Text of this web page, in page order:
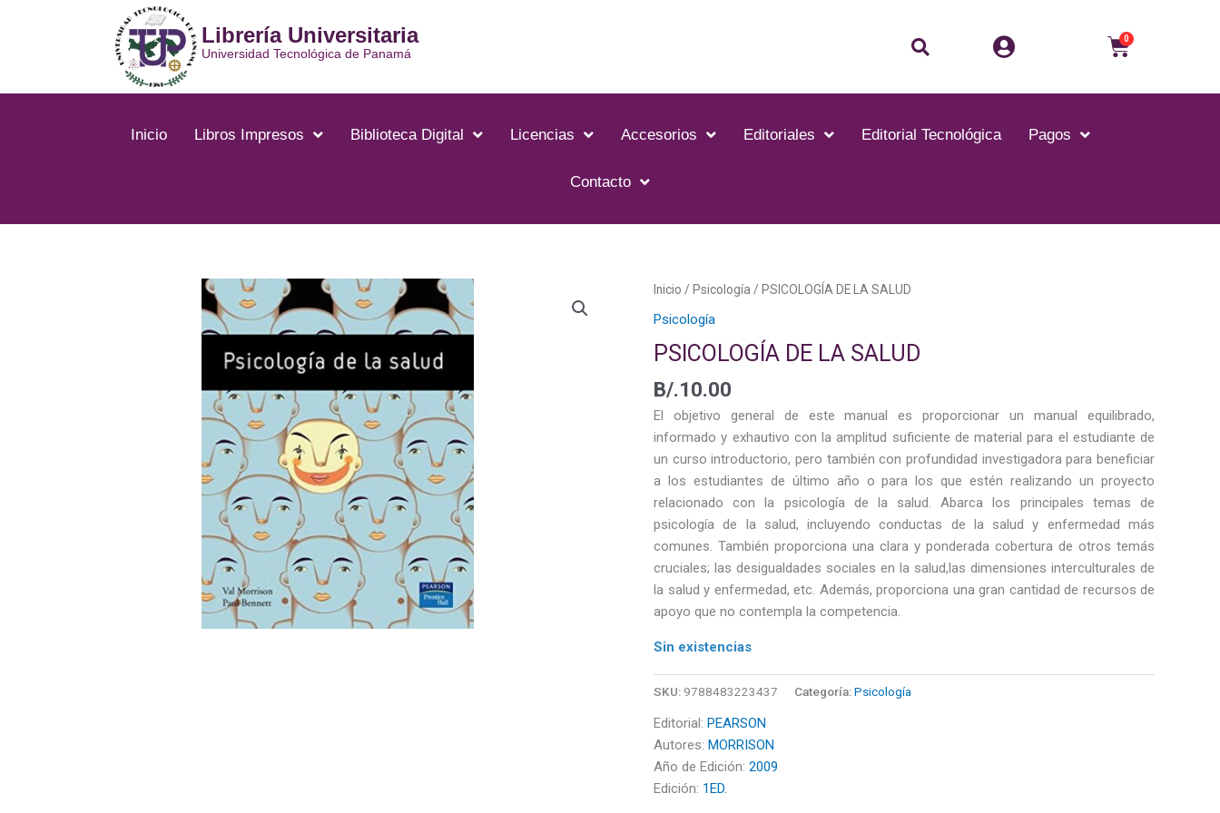
Librería Universitaria
Universidad Tecnológica de Panamá Buscar 0Carrito
Inicio Libros Impresos Biblioteca Digital Licencias Accesorios Editoriales Editorial Tecnológica Pagos
Contacto
Inicio / Psicología / PSICOLOGÍA DE LA SALUD
Psicología
PSICOLOGÍA DE LA SALUD
B/.10.00
El objetivo general de este manual es proporcionar un manual equilibrado,
informado y exhautivo con la amplitud suficiente de material para el estudiante de
un curso introductorio, pero también con profundidad investigadora para beneficiar
a los estudiantes de último año o para los que estén realizando un proyecto
relacionado con la psicología de la salud. Abarca los principales temas de
psicología de la salud, incluyendo conductas de la salud y enfermedad más
comunes. También proporciona una clara y ponderada cobertura de otros temás
cruciales; las desigualdades sociales en la salud,las dimensiones interculturales de
la salud y enfermedad, etc. Además, proporciona una gran cantidad de recursos de
apoyo que no contempla la competencia.
Sin existencias
SKU: 9788483223437 Categoría:Psicología
Editorial: PEARSON
Autores: MORRISON
Año de Edición: 2009
Edición: 1ED.